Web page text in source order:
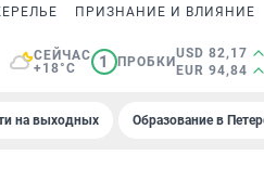
ПРИЗНАНИЕ И ВЛИЯНИЕ
СЕЙЧАС
+18°C
1 ПРОБКИ
USD 82,17
EUR 94,84
на выходных Образование в